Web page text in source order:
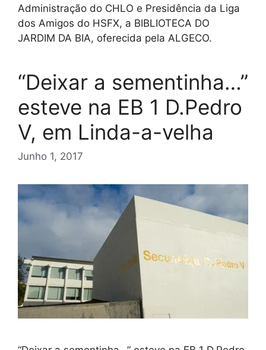
Administração do CHLO e Presidência da Liga
dos Amigos do HSFX, a BIBLIOTECA DO
JARDIM DA BIA, oferecida pela ALGECO.
“Deixar a sementinha…”
esteve na EB 1 D.Pedro
V, em Linda-a-velha
Junho 1, 2017